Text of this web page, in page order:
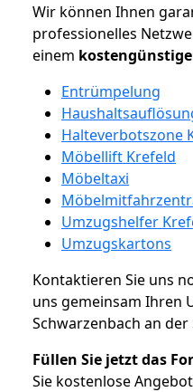
Wir können Ihnen
professionelles
einem
Entrümpelung
Halteverbotszone
Möbellift Krefeld
Möbeltaxi
Umzugshelfer
Umzugskartons
Kontaktieren Sie uns
uns gemeinsam Ihren
Schwarzenbach an der
Füllen Sie jetzt das
Sie kostenlose